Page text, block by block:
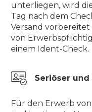
unterliegen, wird
Tag nach dem
Versand vorbereitet
von
einem Ident-Check.
Seriöser
Für den Erwerb